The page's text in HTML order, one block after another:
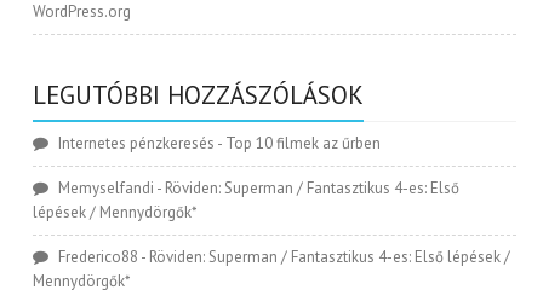
WordPress.org
LEGUTÓBBI HOZZÁSZÓLÁSOK
Internetes pénzkeresés - Top 10 filmek az űrben
Memyselfandi - Röviden: Superman / Fantasztikus 4-es: Első
lépések / Mennydörgők*
Frederico88 - Röviden: Superman / Fantasztikus 4-es: Első lépések /
Mennydörgők*